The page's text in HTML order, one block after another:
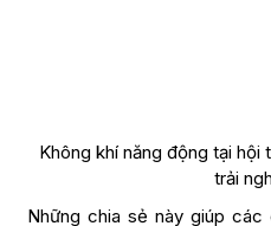
Không khí năng động tại
trải
Những chia sẻ này giúp